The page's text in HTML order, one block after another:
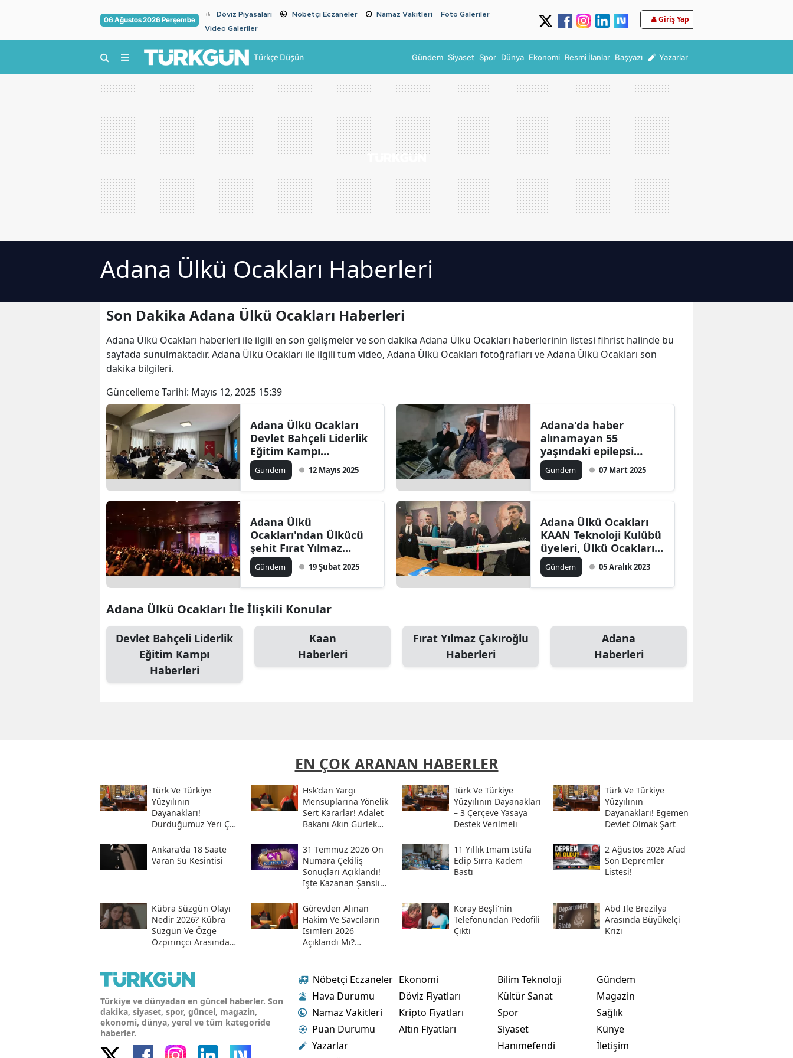
06 Ağustos 2026 Perşembe
Döviz Piyasaları Nöbetçi Eczaneler Namaz Vakitleri
Foto Galeriler
Video Galeriler
Giriş Yap
Türkçe Düşün Gündem Siyaset Spor Dünya Ekonomi Resmî İlanlar Başyazı Yazarlar
Adana Ülkü Ocakları Haberleri
Son Dakika Adana Ülkü Ocakları Haberleri
Adana Ülkü Ocakları haberleri ile ilgili en son gelişmeler ve son dakika Adana Ülkü Ocakları haberlerinin listesi fihrist halinde bu
sayfada sunulmaktadır. Adana Ülkü Ocakları ile ilgili tüm video, Adana Ülkü Ocakları fotoğrafları ve Adana Ülkü Ocakları son
dakika bilgileri.
Güncelleme Tarihi: Mayıs 12, 2025 15:39
Adana Ülkü Ocakları
Devlet Bahçeli Liderlik
Eğitim Kampı
gerçekleştirdi
Gündem 12 Mayıs 2025
Adana'da haber
alınamayan 55
yaşındaki epilepsi
hastası kadından
sevindiren haber
Gündem 07 Mart 2025
Adana Ülkü
Ocakları'ndan Ülkücü
şehit Fırat Yılmaz
Çakıroğlu için anma
töreni
Gündem 19 Şubat 2025
Adana Ülkü Ocakları
KAAN Teknoloji Kulübü
üyeleri, Ülkü Ocakları
Genel Merkezi’ni
ziyaret etti
Gündem 05 Aralık 2023
Adana Ülkü Ocakları İle İlişkili Konular
Devlet Bahçeli Liderlik
Eğitim Kampı
Haberleri
Kaan
Haberleri
Fırat Yılmaz Çakıroğlu
Haberleri
Adana
Haberleri
EN ÇOK ARANAN HABERLER
Türk Ve Türkiye
Yüzyılının
Dayanakları!
Durduğumuz Yeri Çok
Hsk'dan Yargı
Mensuplarına Yönelik
Sert Kararlar! Adalet
Bakanı Akın Gürlek
Hesabından Açıkladı
Türk Ve Türkiye
Yüzyılının Dayanakları
– 3 Çerçeve Yasaya
Destek Verilmeli
Türk Ve Türkiye
Yüzyılının
Dayanakları! Egemen
Devlet Olmak Şart
Ankara'da 18 Saate
Varan Su Kesintisi
31 Temmuz 2026 On
Numara Çekiliş
Sonuçları Açıklandı!
İşte Kazanan Şanslı
Sorgulama Ekranı
11 Yıllık Imam Istifa
Edip Sırra Kadem
Bastı
2 Ağustos 2026 Afad
Son Depremler
Listesi!
Kübra Süzgün Olayı
Nedir 2026? Kübra
Süzgün Ve Özge
Özpirinçci Arasında
Görevden Alınan
Hakim Ve Savcıların
Isimleri 2026
Açıklandı Mı?
Savcılar Isim Listesi
Koray Beşli'nin
Telefonundan Pedofili
Çıktı
Abd Ile Brezilya
Arasında Büyükelçi
Krizi
Türkiye ve dünyadan en güncel haberler. Son
dakika, siyaset, spor, güncel, magazin,
ekonomi, dünya, yerel ve tüm kategoride
haberler.
Nöbetçi Eczaneler
Hava Durumu
Namaz Vakitleri
Puan Durumu
Yazarlar
Ekonomi
Döviz Fiyatları
Kripto Fiyatları
Altın Fiyatları
Bilim Teknoloji
Kültür Sanat
Spor
Siyaset
Hanımefendi
Gündem
Magazin
Sağlık
Künye
İletişim